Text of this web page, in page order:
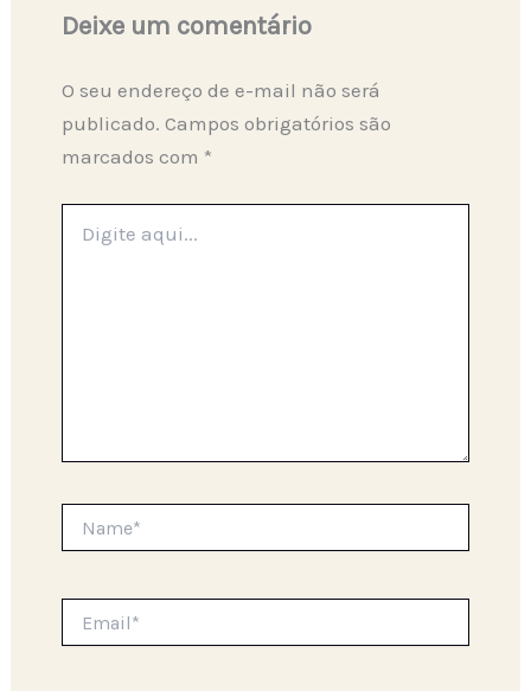
Deixe um comentário
O seu endereço de e-mail não será
publicado. Campos obrigatórios são
marcados com *
aqui...